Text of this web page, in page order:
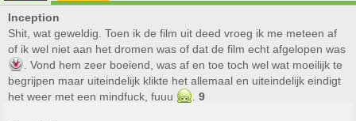
Inception
Shit, wat geweldig. Toen ik de film uit deed vroeg ik me meteen af
of ik wel niet aan het dromen was of dat de film echt afgelopen was
. Vond hem zeer boeiend, was af en toe toch wel wat moeilijk te
begrijpen maar uiteindelijk klikte het allemaal en uiteindelijk eindigt
het weer met een mindfuck, fuuu
9